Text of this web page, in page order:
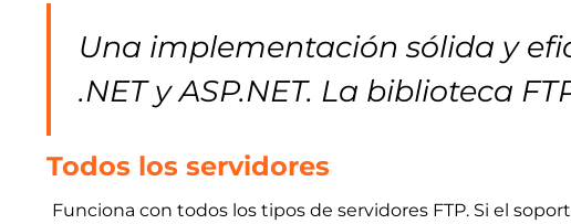
Una implementación sólida y
.NET y ASP.NET. La biblioteca
Todos los servidores
Funciona con todos los tipos de servidores FTP. Si el